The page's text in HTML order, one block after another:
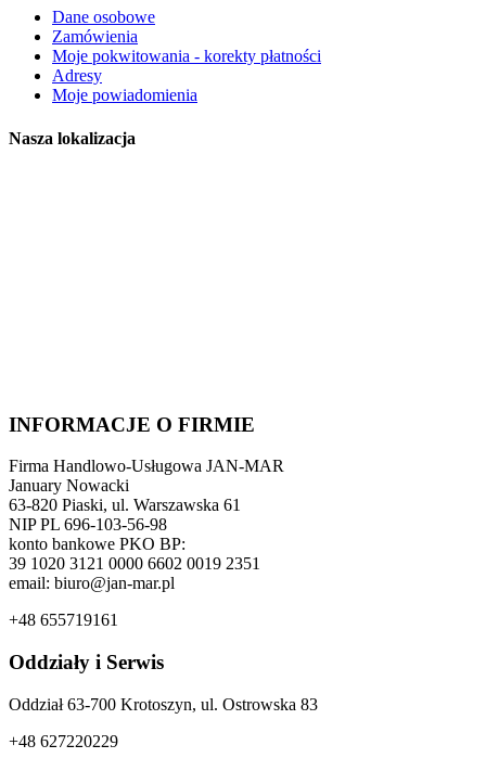
Dane osobowe
Zamówienia
Moje pokwitowania - korekty płatności
Adresy
Moje powiadomienia
Nasza lokalizacja
INFORMACJE O FIRMIE
Firma Handlowo-Usługowa JAN-MAR
January Nowacki
63-820 Piaski, ul. Warszawska 61
NIP PL 696-103-56-98
konto bankowe PKO BP:
39 1020 3121 0000 6602 0019 2351
email: biuro@jan-mar.pl
+48 655719161
Oddziały i Serwis
Oddział 63-700 Krotoszyn, ul. Ostrowska 83
+48 627220229